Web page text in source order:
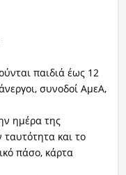
παιδιά έως 12
συνοδοί ΑμεΑ,
ημέρα της
ταυτότητα και το
πάσο, κάρτα